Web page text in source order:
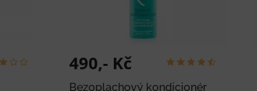
490,- Kč
Bezoplachový kondicionér